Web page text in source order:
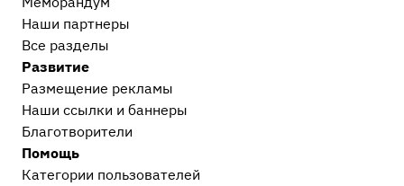
Наши партнеры
Все разделы
Развитие
Размещение рекламы
Наши ссылки и баннеры
Благотворители
Помощь
Категории пользователей